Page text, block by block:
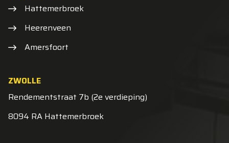
Hattemerbroek
Heerenveen
Amersfoort
ZWOLLE
Rendementstraat 7b (2e verdieping)
8094 RA Hattemerbroek